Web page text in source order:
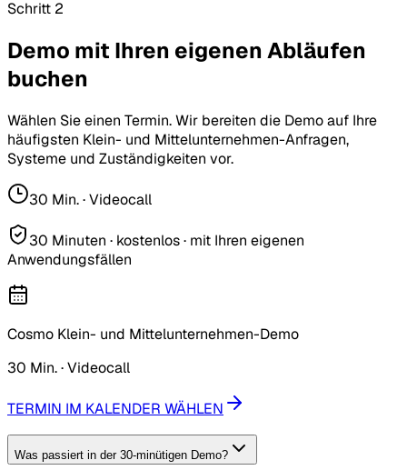
Schritt 2
Demo mit Ihren eigenen Abläufen
buchen
Wählen Sie einen Termin. Wir bereiten die Demo auf Ihre
häufigsten Klein- und Mittelunternehmen-Anfragen,
Systeme und Zuständigkeiten vor.
30 Min. · Videocall
30 Minuten · kostenlos · mit Ihren eigenen
Anwendungsfällen
Cosmo Klein- und Mittelunternehmen-Demo
30 Min. · Videocall
TERMIN IM KALENDER WÄHLEN
Was passiert in der 30-minütigen Demo?